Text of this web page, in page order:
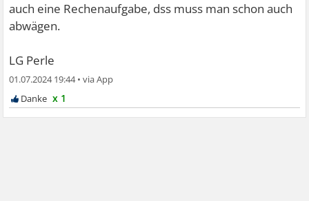
auch eine Rechenaufgabe, dss muss man schon auch
abwägen.
LG Perle
01.07.2024 19:44•
x 1